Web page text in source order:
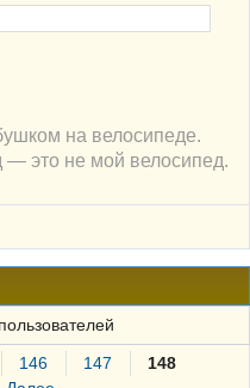
на велосипеде.
— это не мой велосипед.
146 147
148